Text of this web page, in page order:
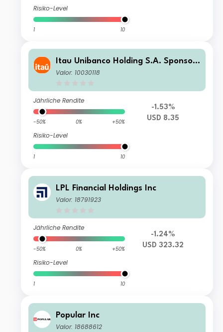
Risiko-Level
1 10
Itau Unibanco Holding S.A. Sponsor
ed ADR Pfd
Valor: 10030118
Jährliche Rendite
-50% 0% +50%
Risiko-Level
1 10
-1.53%
USD 8.35
LPL Financial Holdings Inc
Valor: 18791923
Jährliche Rendite
-50% 0% +50%
Risiko-Level
1 10
-1.24%
USD 323.32
Popular Inc
Valor: 18688612